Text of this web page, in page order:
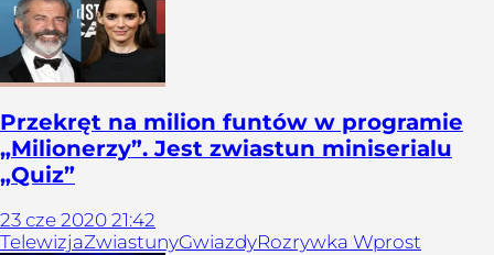
Przekręt na milion funtów w programie
„Milionerzy”. Jest zwiastun miniserialu
„Quiz”
23 cze 2020 21:42
TelewizjaZwiastunyGwiazdyRozrywka Wprost